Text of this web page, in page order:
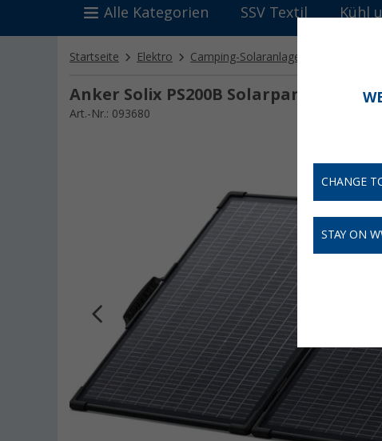
Alle Kategorien SSV Textil Kühl
Startseite Elektro Camping-Solaranlagen
Anker Solix PS200B Solarpanel
Art.-Nr.: 093680
CHANGE
STAY ON